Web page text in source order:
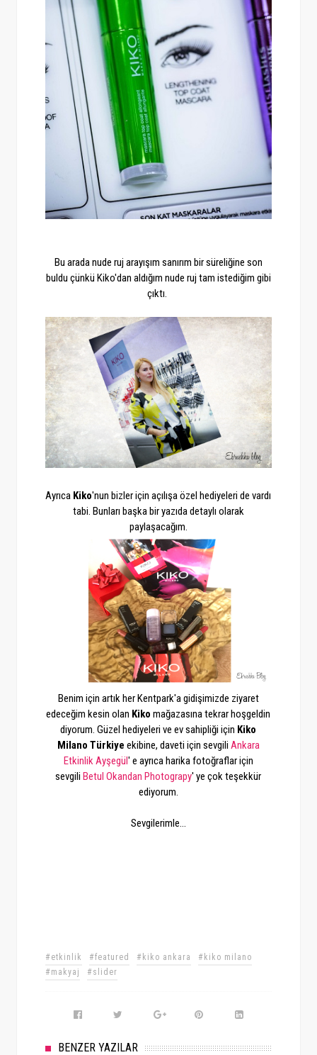
Bu arada nude ruj arayışım sanırım bir süreliğine son
buldu çünkü Kiko'dan aldığım nude ruj tam istediğim gibi
çıktı.
Ayrıca Kiko'nun bizler için açılışa özel hediyeleri de vardı
tabi. Bunları başka bir yazıda detaylı olarak
paylaşacağım.
Benim için artık her Kentpark'a gidişimizde ziyaret
edeceğim kesin olan Kikomağazasına tekrar hoşgeldin
diyorum. Güzel hediyeleri ve ev sahipliği için Kiko
Milano Türkiye ekibine, daveti için sevgili Ankara
Etkinlik Ayşegül' e ayrıca harika fotoğraflar için
sevgiliBetul Okandan Photograpy' ye çok teşekkür
ediyorum.
Sevgilerimle...
#etkinlik #featured #kiko ankara
#kiko milano
#makyaj
#slider
BENZER YAZILAR